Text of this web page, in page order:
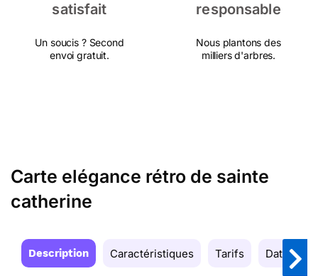
satisfait
Un soucis ? Second
envoi gratuit.
responsable
Nous plantons des
milliers d'arbres.
Carte elégance rétro de sainte
catherine
Description Caractéristiques Tarifs Date de